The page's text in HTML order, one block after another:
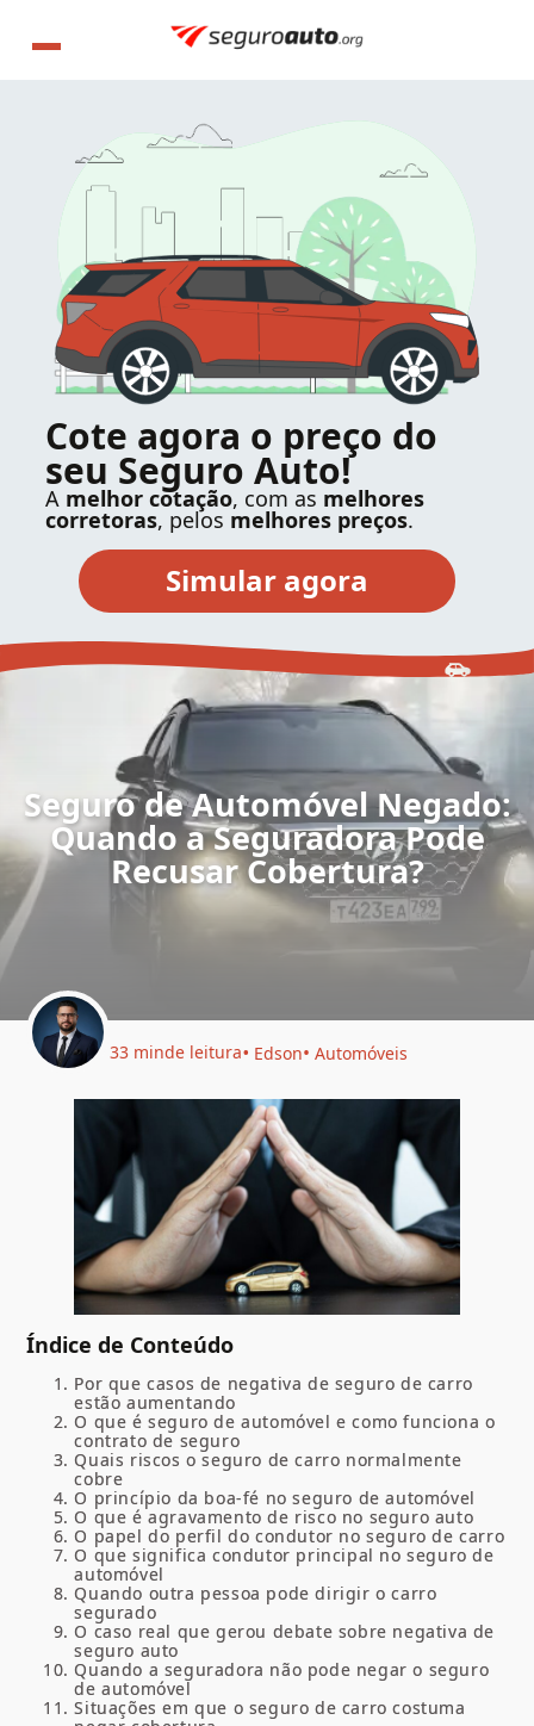
Cote agora o preço do
seu Seguro Auto!
A melhor cotação, com as melhores
corretoras, pelos melhores preços.
Seguro de Automóvel Negado:
Quando a Seguradora Pode
Recusar Cobertura?
33 minde leitura Edson Automóveis
Índice de Conteúdo
Por que casos de negativa de seguro de carro
estão aumentando
O que é seguro de automóvel e como funciona o
contrato de seguro
Quais riscos o seguro de carro normalmente
cobre
O princípio da boa-fé no seguro de automóvel
O que é agravamento de risco no seguro auto
O papel do perfil do condutor no seguro de carro
O que significa condutor principal no seguro de
automóvel
Quando outra pessoa pode dirigir o carro
segurado
O caso real que gerou debate sobre negativa de
seguro auto
Quando a seguradora não pode negar o seguro
de automóvel
Situações em que o seguro de carro costuma